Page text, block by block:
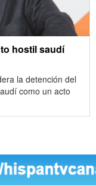
hostil saudí
la detención del
como un acto